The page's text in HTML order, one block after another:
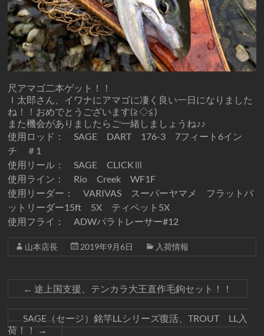
尺アマゴ二本ゲット！！
Ｉ太郎さん、イワナにアマゴに凄く良い一日になりました
ね！！おめでとうございます(≧◇≦)
また機会がありましたらご一緒しましょうね♪♪
使用ロッド： SAGE DART 176-3 7フィート6イン
チ ＃1
使用リール： SAGE CLICKⅢ
使用ライン： Rio Creek WF1F
使用リーダー： VARIVAS スーパーヤマメ フラットバ
ットリーダー15ft 5X ティペット5X
使用フライ： ADWパラトレーサー#12
山本店長 2019年9月6日 入荷情報
← 途上国支援、テンカラ大王直作毛鉤セット！！
SAGE（セージ）銘竿LLシリーズ復活、TROUT LL入
荷！！→